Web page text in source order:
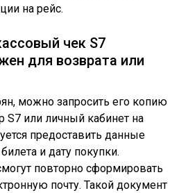
на рейс.
чек S7
для возврата или
можно запросить его копию
S7 или личный кабинет на
предоставить данные
и дату покупки.
повторно сформировать
почту. Такой документ